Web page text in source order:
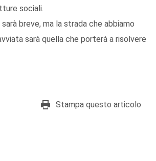
sociali.
breve, ma la strada che abbiamo
sarà quella che porterà a risolvere
Stampa questo articolo